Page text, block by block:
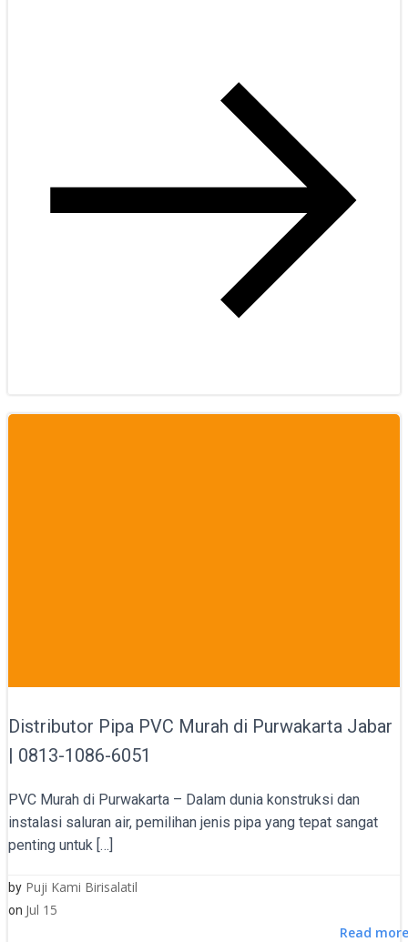
Distributor Pipa PVC Murah di Purwakarta Jabar
| 0813-1086-6051
PVC Murah di Purwakarta – Dalam dunia konstruksi dan
instalasi saluran air, pemilihan jenis pipa yang tepat sangat
penting untuk […]
by Puji Kami Birisalatil
on Jul 15
Read more